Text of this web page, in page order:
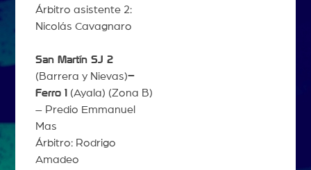
Árbitro asistente 2:
Nicolás Cavagnaro
San Martín SJ 2
(Barrera y Nievas)–
Ferro 1 (Ayala) (Zona B)
– Predio Emmanuel
Mas
Árbitro: Rodrigo
Amadeo